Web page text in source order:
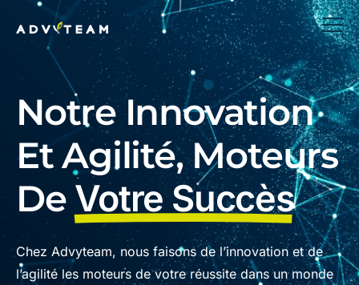
Notre Innovation
Et Agilité, Moteurs
De Votre Succès
Chez Advyteam, nous faisons de l’innovation et de
l’agilité les moteurs de votre réussite dans un monde